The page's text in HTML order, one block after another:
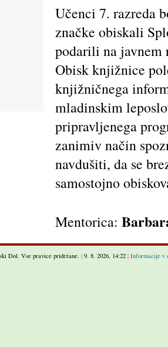
Učenci 7. razreda
značke obiskali
podarili na javnem
Obisk knjižnice
knjižničnega
mladinskim
pripravljenega
zanimiv način
navdušiti, da se
samostojno
Mentorica:
Dol. Vse pravice pridržane. | 9. 8. 2026, 14:22 | Informacije v